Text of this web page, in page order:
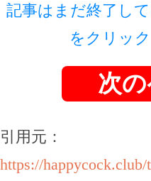
記事はまだ終了し
をクリッ
次
引用元：
https://happycock.club/